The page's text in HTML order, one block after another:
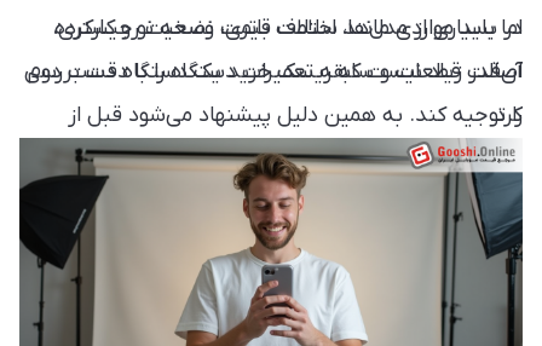
اما باید مواردی مانند سلامت باتری، وضعیت رجیستری،
اصالت قطعات و سابقه تعمیرات دستگاه را با دقت بررسی
کرد.
در بسیاری از مدل‌ها، اختلاف قیمت نسخه نو و کارکرده
آن‌قدر زیاد نیست که ریسک خرید یک دستگاه دست دوم
را توجیه کند. به همین دلیل پیشنهاد می‌شود قبل از
تصمیم‌گیری، قیمت روز گوشی آیفون و قیمت نسخه
کارکرده را با یکدیگر مقایسه کنید تا انتخابی مطمئن‌تر
داشته باشید.